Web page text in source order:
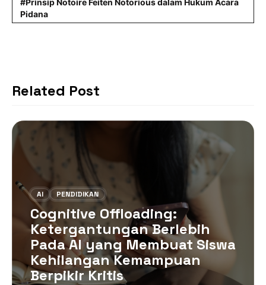
e
b
s
A
gr
a
a
d
Prinsip Notoire Feiten Notorious dalam Hukum Acara
Pidana
Related Post
AI PENDIDIKAN
Cognitive Offloading:
Ketergantungan Berlebih
Pada AI yang Membuat Siswa
Kehilangan Kemampuan
Berpikir Kritis